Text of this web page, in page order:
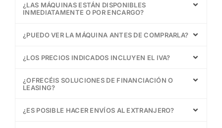
¿LAS MÁQUINAS ESTÁN DISPONIBLES
INMEDIATAMENTE O POR ENCARGO?
¿PUEDO VER LA MÁQUINA ANTES DE COMPRARLA?
¿LOS PRECIOS INDICADOS INCLUYEN EL IVA?
¿OFRECÉIS SOLUCIONES DE FINANCIACIÓN O
LEASING?
¿ES POSIBLE HACER ENVÍOS AL EXTRANJERO?